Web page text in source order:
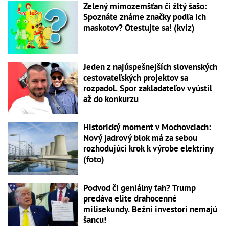
Zelený mimozemšťan či žltý šašo:
Spoznáte známe značky podľa ich
maskotov? Otestujte sa! (kvíz)
Jeden z najúspešnejších slovenských
cestovateľských projektov sa
rozpadol. Spor zakladateľov vyústil
až do konkurzu
Historický moment v Mochovciach:
Nový jadrový blok má za sebou
rozhodujúci krok k výrobe elektriny
(foto)
Podvod či geniálny ťah? Trump
predáva elite drahocenné
milisekundy. Bežní investori nemajú
šancu!